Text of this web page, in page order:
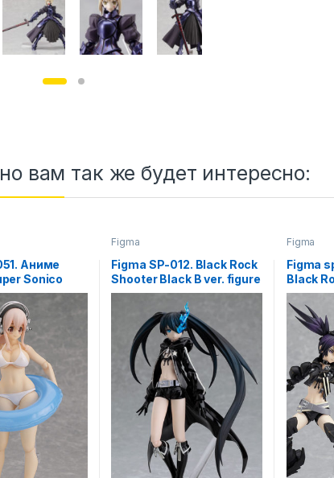
вам так же будет интересно:
Аниме
Sonico
Figma
Figma SP-012. Black Rock
Shooter Black B ver. figure
/ Стрелок с Черной
скалы аниме фигурка
Figma
Figma
Black